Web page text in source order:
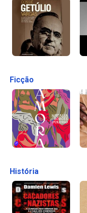
Ficção
História